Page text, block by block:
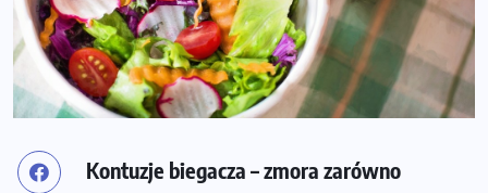
Kontuzje biegacza – zmora zarówno